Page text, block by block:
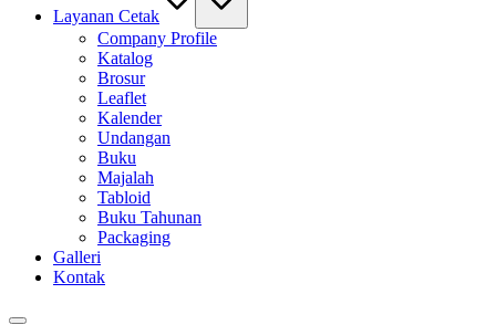
Layanan Cetak
Company Profile
Katalog
Brosur
Leaflet
Kalender
Undangan
Buku
Majalah
Tabloid
Buku Tahunan
Packaging
Galleri
Kontak